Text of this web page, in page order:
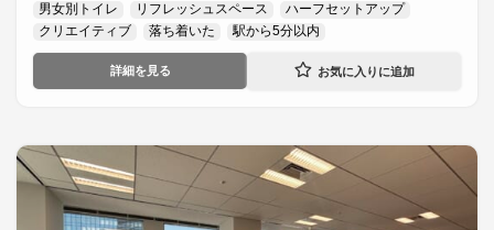
男女別トイレ
リフレッシュスペース
ハーフセットアップ
クリエイティブ
落ち着いた 駅から5分以内
詳細を見る